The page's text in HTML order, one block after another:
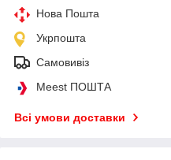
Нова Пошта
Укрпошта
Самовивіз
Meest ПОШТА
Всі умови доставки